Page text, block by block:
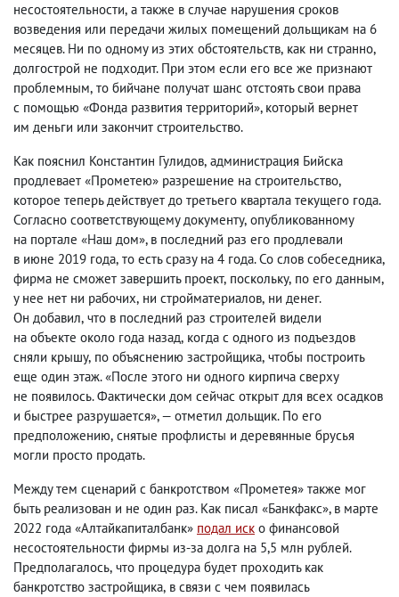
несостоятельности, а также в случае нарушения сроков
возведения или передачи жилых помещений дольщикам на 6
месяцев. Ни по одному из этих обстоятельств, как ни странно,
долгострой не подходит. При этом если его все же признают
проблемным, то бийчане получат шанс отстоять свои права
с помощью «Фонда развития территорий», который вернет
им деньги или закончит строительство.
Как пояснил Константин Гулидов, администрация Бийска
продлевает «Прометею» разрешение на строительство,
которое теперь действует до третьего квартала текущего года.
Согласно соответствующему документу, опубликованному
на портале «Наш дом», в последний раз его продлевали
в июне 2019 года, то есть сразу на 4 года. Со слов собеседника,
фирма не сможет завершить проект, поскольку, по его данным,
у нее нет ни рабочих, ни стройматериалов, ни денег.
Он добавил, что в последний раз строителей видели
на объекте около года назад, когда с одного из подъездов
сняли крышу, по объяснению застройщика, чтобы построить
еще один этаж. «После этого ни одного кирпича сверху
не появилось. Фактически дом сейчас открыт для всех осадков
и быстрее разрушается», — отметил дольщик. По его
предположению, снятые профлисты и деревянные брусья
могли просто продать.
Между тем сценарий с банкротством «Прометея» также мог
быть реализован и не один раз. Как писал «Банкфакс», в марте
2022 года «Алтайкапиталбанк» подал иск о финансовой
несостоятельности фирмы из-за долга на 5,5 млн рублей.
Предполагалось, что процедура будет проходить как
банкротство застройщика, в связи с чем появилась